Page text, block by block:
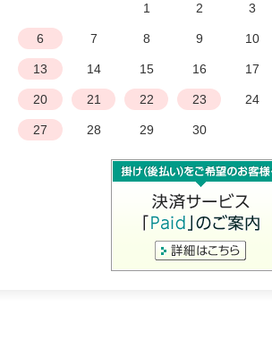
1 2 3
6 7 8 9 10
13 14 15 16 17
20 21 22 23 24
27 28 29 30